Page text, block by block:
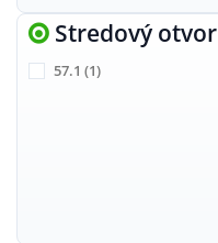
Stredový otvor
57.1 (1)